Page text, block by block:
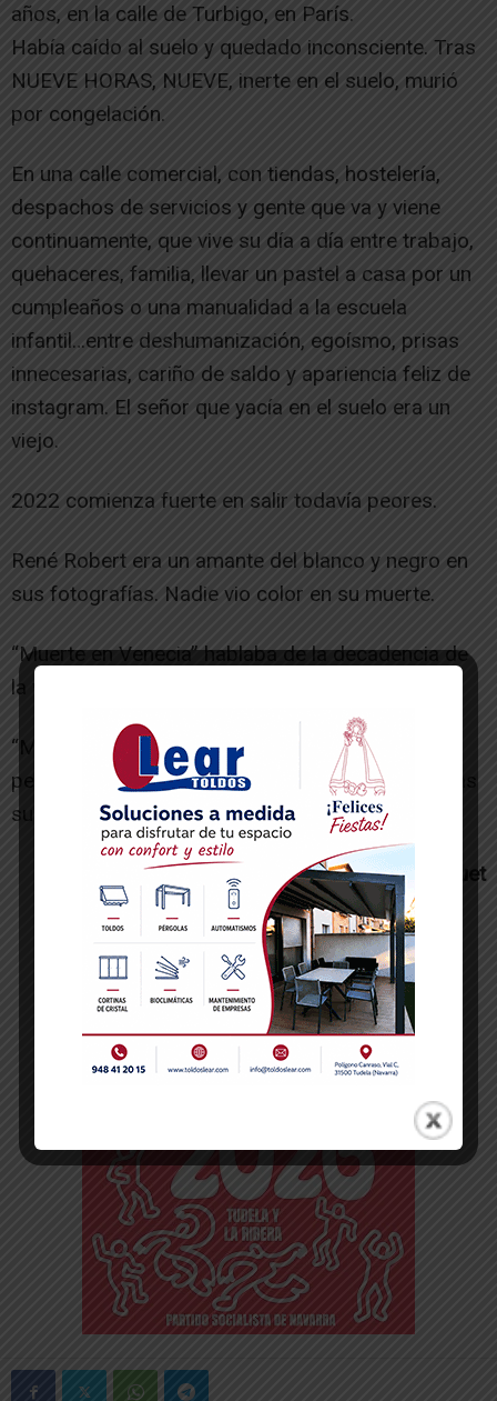
años, en la calle de Turbigo, en París.
Había caído al suelo y quedado inconsciente. Tras
NUEVE HORAS, NUEVE, inerte en el suelo, murió
por congelación.
En una calle comercial, con tiendas, hostelería,
despachos de servicios y gente que va y viene
continuamente, que vive su día a día entre trabajo,
quehaceres, familia, llevar un pastel a casa por un
cumpleaños o una manualidad a la escuela
infantil…entre deshumanización, egoísmo, prisas
innecesarias, cariño de saldo y apariencia feliz de
instagram. El señor que yacía en el suelo era un
viejo.
2022 comienza fuerte en salir todavía peores.
René Robert era un amante del blanco y negro en
sus fotografías. Nadie vio color en su muerte.
“Muerte en Venecia” hablaba de la decadencia de
la vejez personal y su no aceptación.
“Muerte en París” dice que la sociedad está
pervertida en su decadencia y la acepta con todas
sus consecuencias.
Sofía Pardo Huguet
-- Publicidad --